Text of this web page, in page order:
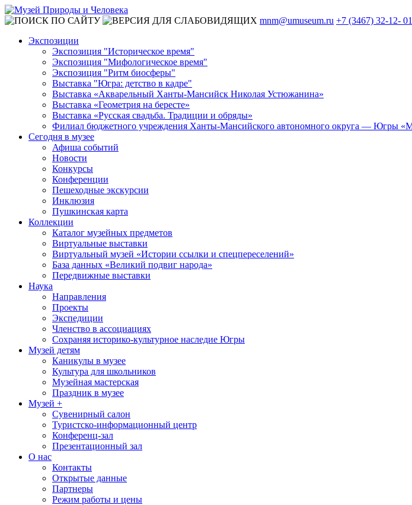
mnm@umuseum.ru +7 (3467) 32-12-
Экспозиции
Экспозиция "Историческое время"
Экспозиция "Мифологическое время"
Экспозиция "Ритм биосферы"
Выставка "Югра: детство в кадре"
Выставка «Акварельный Ханты-Мансийск Николая Устюжанина»
Выставка «Геометрия на бересте»
Выставка «Русская свадьба. Традиции и обряды»
Филиал бюджетного учреждения Ханты-Мансийского автономного округа — Югры
Сегодня в музее
Афиша событий
Новости
Конкурсы
Конференции
Пешеходные экскурсии
Инклюзия
Пушкинская карта
Коллекции
Каталог музейных предметов
Виртуальные выставки
Виртуальный музей «Истории ссылки и спецпереселений»
База данных «Великий подвиг народа»
Передвижные выставки
Наука
Направления
Проекты
Экспедиции
Членство в ассоциациях
Сохраняя историко-культурное наследие Югры
Музей детям
Каникулы в музее
Культура для школьников
Музейная мастерская
Праздник в музее
Музей +
Сувенирный салон
Туристско-информационный центр
Конференц-зал
Презентационный зал
О нас
Контакты
Открытые данные
Партнеры
Режим работы и цены